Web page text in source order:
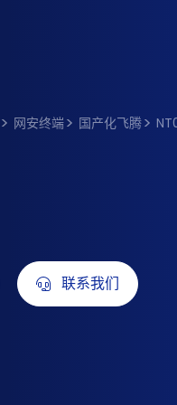
网安终端 国产化飞腾
联系我们